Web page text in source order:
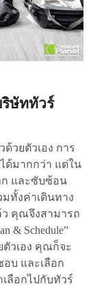
ริษัททัวร์
ด้วยตัวเอง การ
ด้มากกว่า แต่ใน
และซับซ้อน
ทั้งค่าเดินทาง
ว คุณจึงสามารถ
& Schedule”
วเอง คุณก็จะ
อบ และเลือก
ลือกไปกับทัวร์